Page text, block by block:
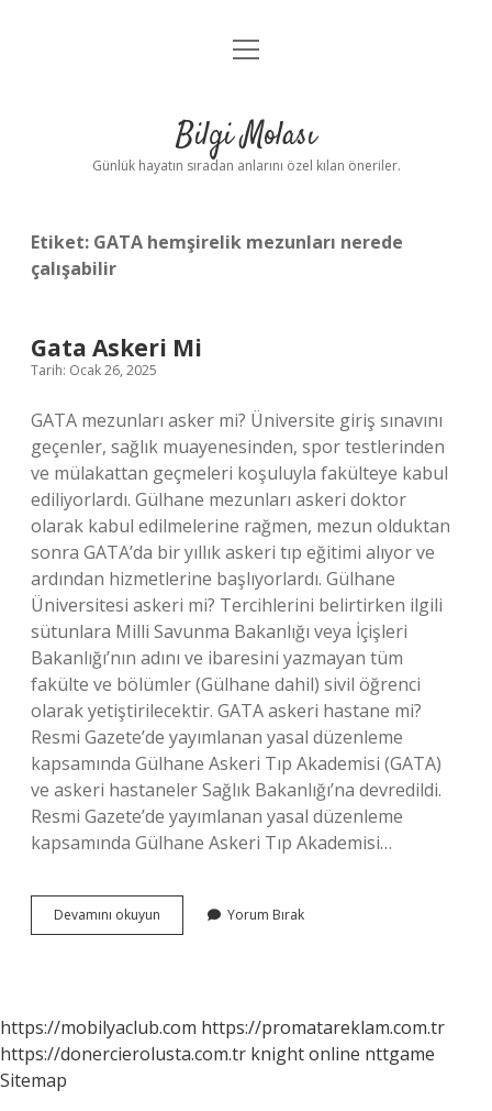
Anasayfa
Yasal Uyarı
menüyü
Bilgi Molası
Günlük hayatın sıradan anlarını özel kılan öneriler.
Etiket: GATA hemşirelik mezunları nerede
çalışabilir
Gata Askeri Mi
Tarih: Ocak 26, 2025
GATA mezunları asker mi? Üniversite giriş sınavını
geçenler, sağlık muayenesinden, spor testlerinden
ve mülakattan geçmeleri koşuluyla fakülteye kabul
ediliyorlardı. Gülhane mezunları askeri doktor
olarak kabul edilmelerine rağmen, mezun olduktan
sonra GATA’da bir yıllık askeri tıp eğitimi alıyor ve
ardından hizmetlerine başlıyorlardı. Gülhane
Üniversitesi askeri mi? Tercihlerini belirtirken ilgili
sütunlara Milli Savunma Bakanlığı veya İçişleri
Bakanlığı’nın adını ve ibaresini yazmayan tüm
fakülte ve bölümler (Gülhane dahil) sivil öğrenci
olarak yetiştirilecektir. GATA askeri hastane mi?
Resmi Gazete’de yayımlanan yasal düzenleme
kapsamında Gülhane Askeri Tıp Akademisi (GATA)
ve askeri hastaneler Sağlık Bakanlığı’na devredildi.
Resmi Gazete’de yayımlanan yasal düzenleme
kapsamında Gülhane Askeri Tıp Akademisi…
Devamını okuyun
Askeri
Yorum Bırak
https://mobilyaclub.com https://promatareklam.com.tr
https://donercierolusta.com.tr knight online nttgame
Sitemap